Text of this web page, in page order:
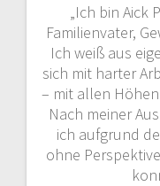
„Ich bin Aick
Familienvater,
Ich weiß aus
sich mit harter
– mit allen
Nach meiner
ich aufgrund
ohne